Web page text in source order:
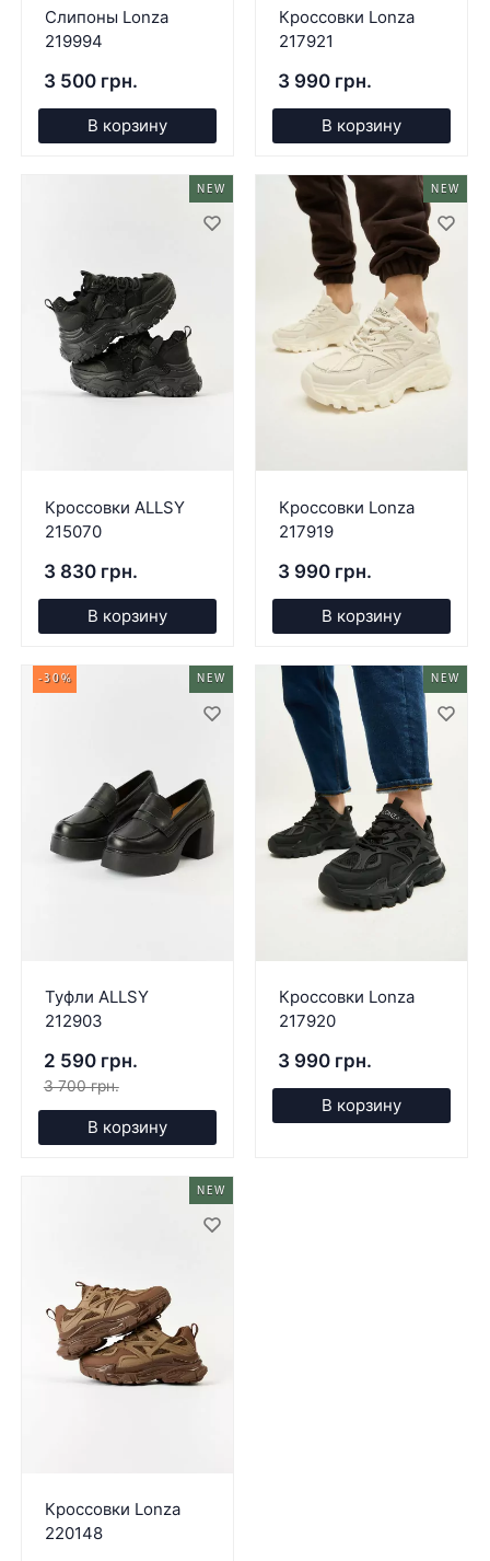
Слипоны Lonza
219994
3 500 грн.
В корзину
Кроссовки Lonza
217921
3 990 грн.
В корзину
NEW
Кроссовки ALLSY
215070
3 830 грн.
В корзину
NEW
Кроссовки Lonza
217919
3 990 грн.
В корзину
NEW
-30%
Туфли ALLSY
212903
2 590 грн.
3 700 грн.
В корзину
NEW
Кроссовки Lonza
217920
3 990 грн.
В корзину
NEW
Кроссовки Lonza
220148